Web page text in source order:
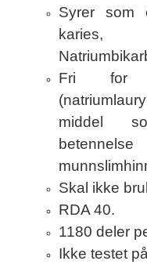
Syrer som
karies,
Fri for
middel
Skal ikke
RDA 40.
1180 deler
Ikke testet